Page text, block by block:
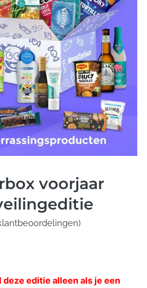
voorjaar
deze editie alleen als je een